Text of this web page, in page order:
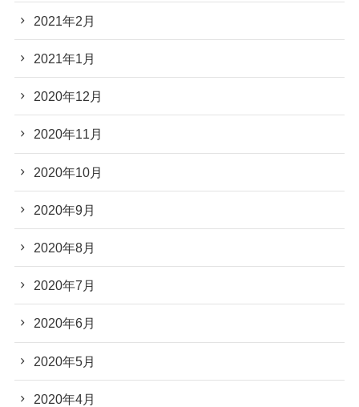
2021年2月
2021年1月
2020年12月
2020年11月
2020年10月
2020年9月
2020年8月
2020年7月
2020年6月
2020年5月
2020年4月